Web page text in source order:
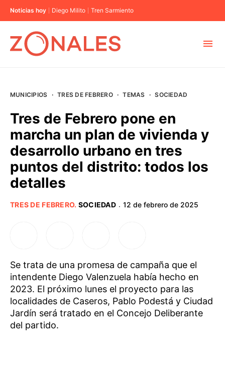
Noticias hoy Diego Milito Tren Sarmiento
BUENOS AIRES
PROVINCIAS
MUNICIPIOS · TRES DE FEBRERO · TEMAS · SOCIEDAD
Tres de Febrero pone en
marcha un plan de vivienda y
desarrollo urbano en tres
puntos del distrito: todos los
detalles
TRES DE FEBRERO. SOCIEDAD · 12 de febrero de 2025
Se trata de una promesa de campaña que el
intendente Diego Valenzuela había hecho en
2023. El próximo lunes el proyecto para las
localidades de Caseros, Pablo Podestá y Ciudad
Jardín será tratado en el Concejo Deliberante
del partido.